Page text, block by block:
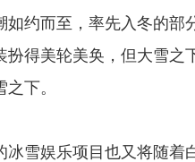
约而至，率先入冬的部
得美轮美奂，但大雪之
下。
雪娱乐项目也又将随着